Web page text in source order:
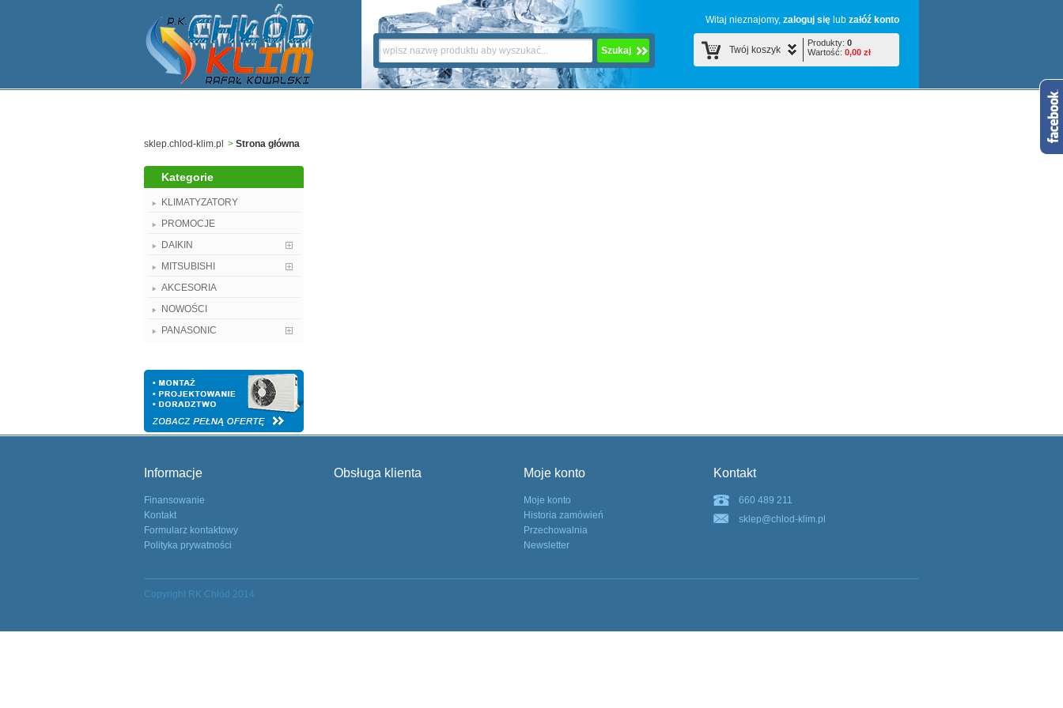
Witaj nieznajomy, zaloguj się lub załóź konto
Twój koszyk
Produkty: 0
Wartość: 0,00 zł
sklep.chlod-klim.pl > Strona główna
Kategorie
KLIMATYZATORY
PROMOCJE
DAIKIN
MITSUBISHI
AKCESORIA
NOWOŚCI
PANASONIC
Informacje
Finansowanie
Kontakt
Formularz kontaktowy
Polityka prywatności
Obsługa klienta Moje konto
Moje konto
Historia zamówień
Przechowalnia
Newsletter
Kontakt
660 489 211
sklep@chlod-klim.pl
Copyright RK Chłód 2014